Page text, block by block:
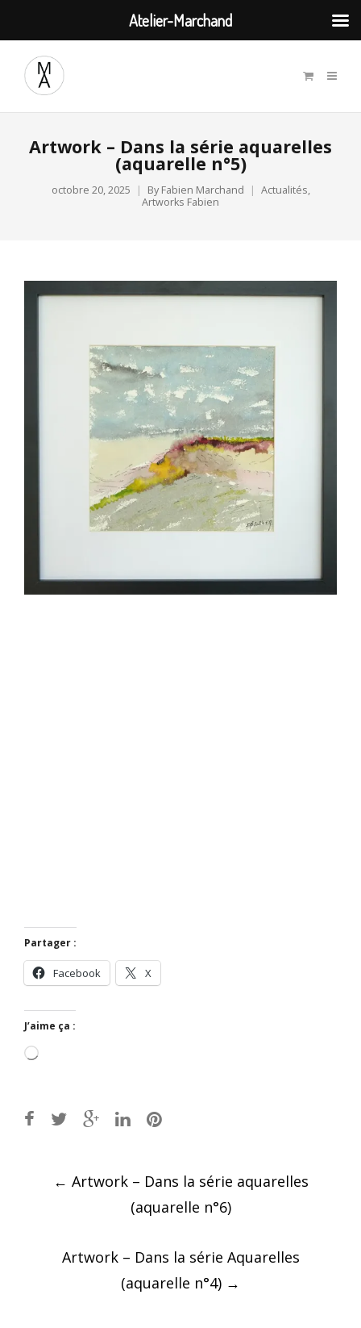
Artwork – Dans la série aquarelles
(aquarelle n°5)
octobre 20, 2025 By Fabien Marchand Actualités,
Artworks Fabien
Partager :
Facebook X
J’aime ça :
Chargement…
Post
navigation
← Artwork – Dans la série aquarelles
(aquarelle n°6)
Artwork – Dans la série Aquarelles
(aquarelle n°4) →
Atelier-Marchand